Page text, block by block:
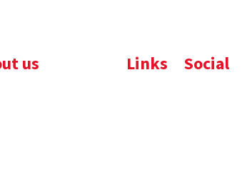
us Links Social